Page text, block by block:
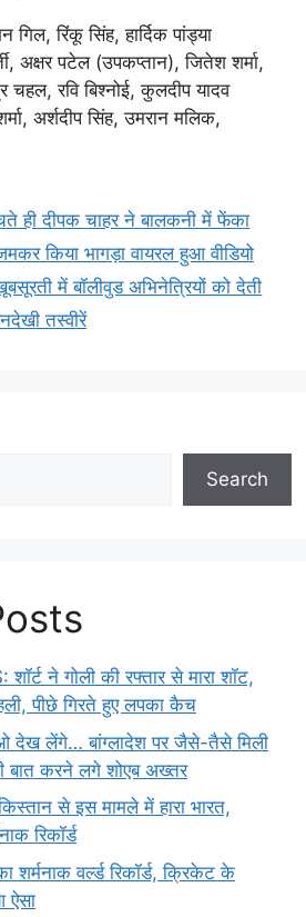
रिंकू सिंह, हार्दिक पांड्या
अक्षर पटेल (उपकप्तान), जितेश शर्मा,
चहल, रवि बिश्नोई, कुलदीप यादव
अर्शदीप सिंह, उमरान मलिक,
ही दीपक चाहर ने बालकनी में फेंका
किया भागड़ा वायरल हुआ वीडियो
में बॉलीवुड अभिनेत्रियों को देती
तस्वीरें
Search
ने गोली की रफ्तार से मारा शॉट,
पीछे गिरते हुए लपका कैच
लेंगे… बांग्लादेश पर जैसे-तैसे मिली
बात करने लगे शोएब अख्तर
से इस मामले में हारा भारत,
रिकॉर्ड
वर्ल्ड रिकॉर्ड, क्रिकेट के
ऐसा